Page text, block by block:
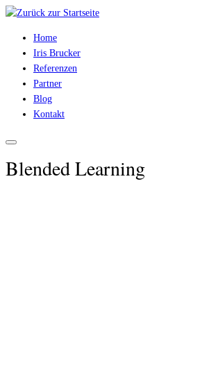
Zum
springenHome
Iris Brucker
Referenzen
Partner
Blog
Kontakt
Blended Learning